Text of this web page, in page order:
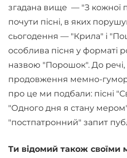
згадана вище — "З кожної
почути пісні, в яких
сьогодення — "Крила" і
особлива пісня у форматі
назвою "Порошок". До
продовження мемно-
про це ми подбали: пісні
"Одного дня я стану
"постпатронний" запит
Ти відомий також своїми